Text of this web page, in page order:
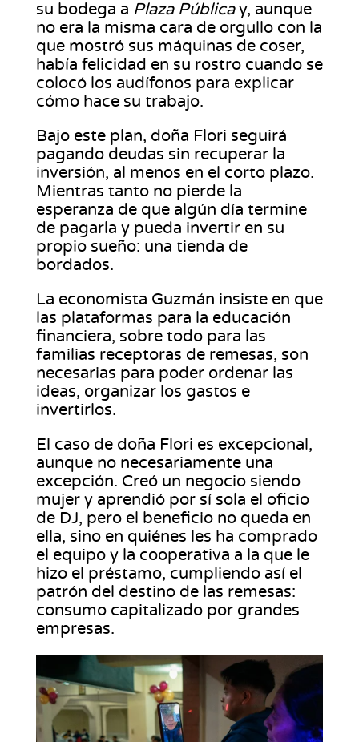
su bodega a Plaza Pública y, aunque
no era la misma cara de orgullo con la
que mostró sus máquinas de coser,
había felicidad en su rostro cuando se
colocó los audífonos para explicar
cómo hace su trabajo.
Bajo este plan, doña Flori seguirá
pagando deudas sin recuperar la
inversión, al menos en el corto plazo.
Mientras tanto no pierde la
esperanza de que algún día termine
de pagarla y pueda invertir en su
propio sueño: una tienda de
bordados.
La economista Guzmán insiste en que
las plataformas para la educación
financiera, sobre todo para las
familias receptoras de remesas, son
necesarias para poder ordenar las
ideas, organizar los gastos e
invertirlos.
El caso de doña Flori es excepcional,
aunque no necesariamente una
excepción. Creó un negocio siendo
mujer y aprendió por sí sola el oficio
de DJ, pero el beneficio no queda en
ella, sino en quiénes les ha comprado
el equipo y la cooperativa a la que le
hizo el préstamo, cumpliendo así el
patrón del destino de las remesas:
consumo capitalizado por grandes
empresas.